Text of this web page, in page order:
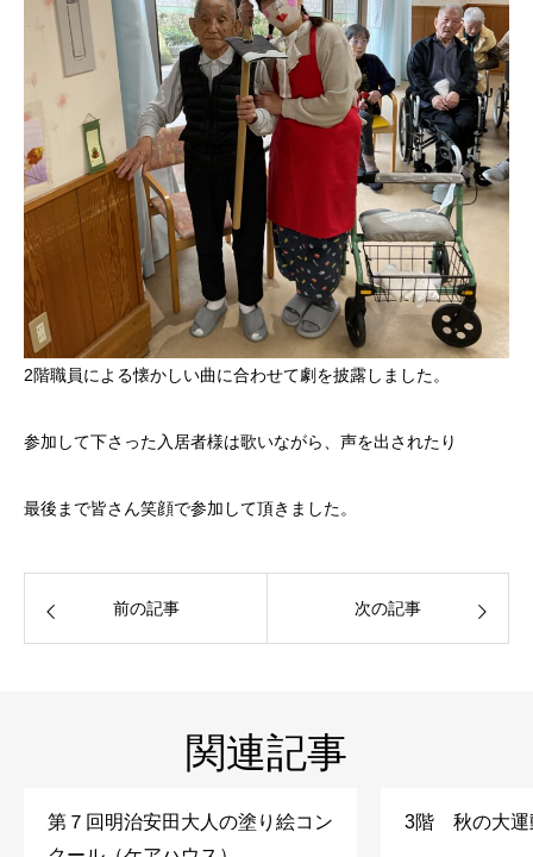
2階職員による懐かしい曲に合わせて劇を披露しました。
参加して下さった入居者様は歌いながら、声を出されたり
最後まで皆さん笑顔で参加して頂きました。
前の記事 次の記事
関連記事
第７回明治安田大人の塗り絵コン
3階 秋の大運